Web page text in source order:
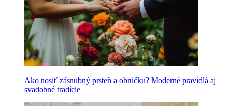
Ako nosiť zásnubný prsteň a obrúčku? Moderné pravidlá aj
svadobné tradície